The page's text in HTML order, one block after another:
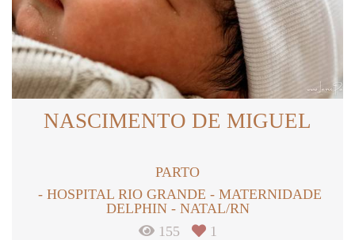
NASCIMENTO DE MIGUEL
PARTO
HOSPITAL RIO GRANDE - MATERNIDADE
DELPHIN - NATAL/RN
155
1